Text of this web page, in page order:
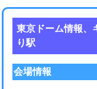
東京ドーム情報、
り駅
会場情報